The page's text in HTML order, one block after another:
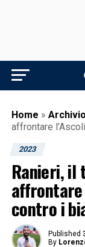
Home » Archivio
affrontare
2023
Ranieri, il
affrontare
contro i
Published
By